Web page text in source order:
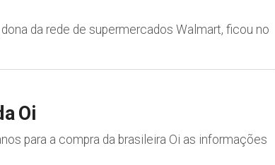
da rede de supermercados Walmart, ficou no
Oi
para a compra da brasileira Oi as informações